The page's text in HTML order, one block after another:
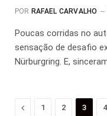
POR RAFAEL CARVALHO
Poucas corridas no
sensação de desafio
Nürburgring. E,
Anterior
1 2 3 4